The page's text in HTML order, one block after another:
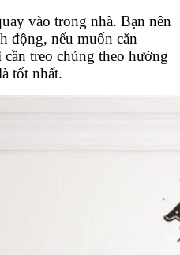
vào trong nhà. Bạn nên
động, nếu muốn căn
treo chúng theo hướng
tốt nhất.